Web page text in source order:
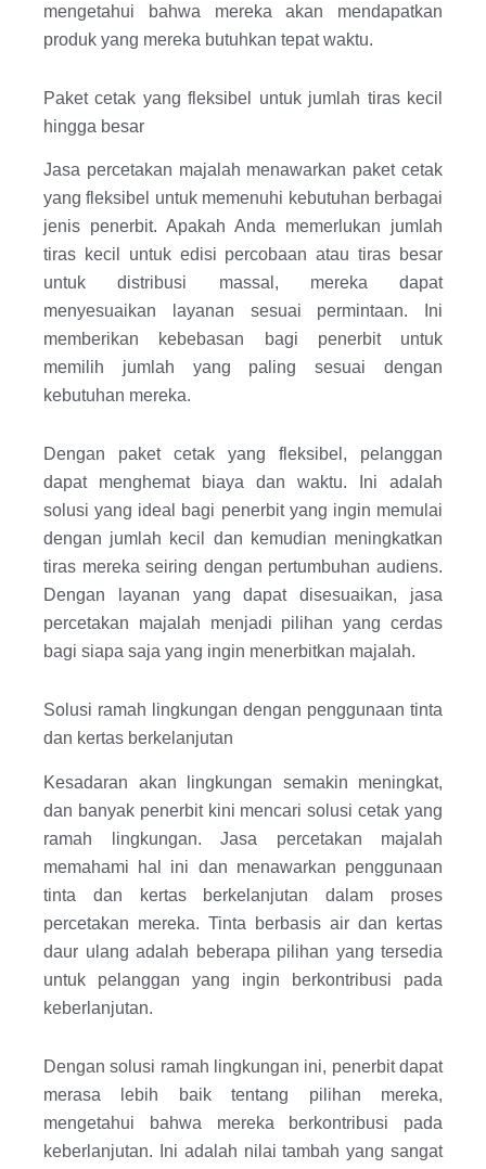
mengetahui bahwa mereka akan mendapatkan
produk yang mereka butuhkan tepat waktu.
Paket cetak yang fleksibel untuk jumlah tiras kecil
hingga besar
Jasa percetakan majalah menawarkan paket cetak
yang fleksibel untuk memenuhi kebutuhan berbagai
jenis penerbit. Apakah Anda memerlukan jumlah
tiras kecil untuk edisi percobaan atau tiras besar
untuk distribusi massal, mereka dapat
menyesuaikan layanan sesuai permintaan. Ini
memberikan kebebasan bagi penerbit untuk
memilih jumlah yang paling sesuai dengan
kebutuhan mereka.
Dengan paket cetak yang fleksibel, pelanggan
dapat menghemat biaya dan waktu. Ini adalah
solusi yang ideal bagi penerbit yang ingin memulai
dengan jumlah kecil dan kemudian meningkatkan
tiras mereka seiring dengan pertumbuhan audiens.
Dengan layanan yang dapat disesuaikan, jasa
percetakan majalah menjadi pilihan yang cerdas
bagi siapa saja yang ingin menerbitkan majalah.
Solusi ramah lingkungan dengan penggunaan tinta
dan kertas berkelanjutan
Kesadaran akan lingkungan semakin meningkat,
dan banyak penerbit kini mencari solusi cetak yang
ramah lingkungan. Jasa percetakan majalah
memahami hal ini dan menawarkan penggunaan
tinta dan kertas berkelanjutan dalam proses
percetakan mereka. Tinta berbasis air dan kertas
daur ulang adalah beberapa pilihan yang tersedia
untuk pelanggan yang ingin berkontribusi pada
keberlanjutan.
Dengan solusi ramah lingkungan ini, penerbit dapat
merasa lebih baik tentang pilihan mereka,
mengetahui bahwa mereka berkontribusi pada
keberlanjutan. Ini adalah nilai tambah yang sangat